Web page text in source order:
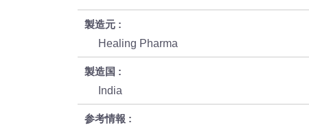
製造元
Healing Pharma
製造国
India
参考情報